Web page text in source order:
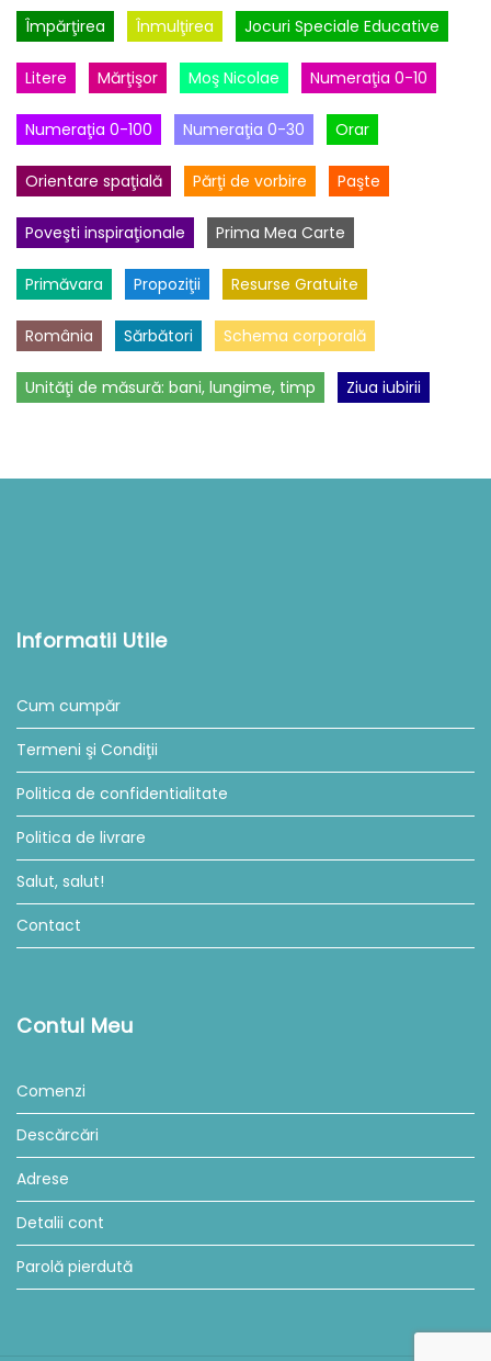
Împărţirea Înmulţirea Jocuri Speciale Educative
Litere Mărţişor Moş Nicolae Numeraţia 0-10
Numeraţia 0-100 Numeraţia 0-30 Orar
Orientare spaţială Părţi de vorbire Paşte
Poveşti inspiraţionale Prima Mea Carte
Primăvara Propoziţii Resurse Gratuite
România Sărbători Schema corporală
Unităţi de măsură: bani, lungime, timp Ziua iubirii
Informatii Utile
Cum cumpăr
Termeni şi Condiţii
Politica de confidentialitate
Politica de livrare
Salut, salut!
Contact
Contul Meu
Comenzi
Descărcări
Adrese
Detalii cont
Parolă pierdută